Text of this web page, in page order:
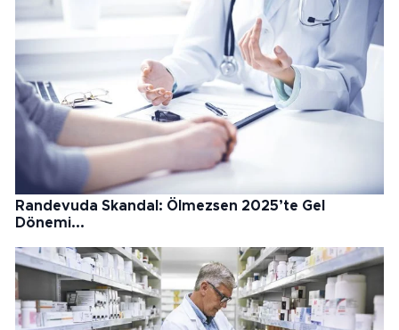
Randevuda Skandal: Ölmezsen 2025’te Gel
Dönemi...